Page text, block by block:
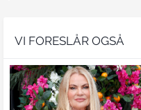
VI FORESLÅR OGSÅ